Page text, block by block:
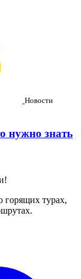
Новости
нужно знать
горящих турах,